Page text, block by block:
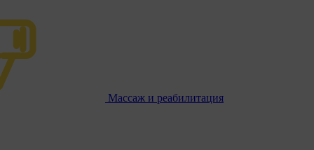
Массаж и реабилитация